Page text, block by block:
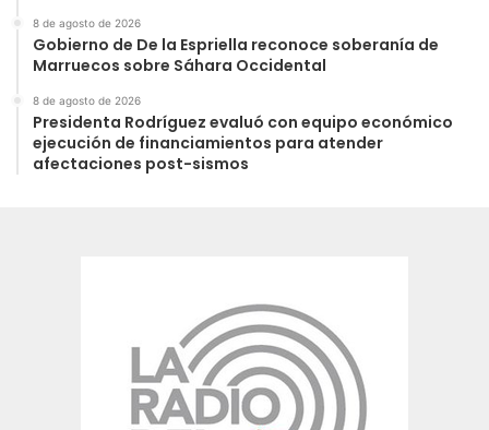
8 de agosto de 2026
Gobierno de De la Espriella reconoce soberanía de
Marruecos sobre Sáhara Occidental
8 de agosto de 2026
Presidenta Rodríguez evaluó con equipo económico
ejecución de financiamientos para atender
afectaciones post-sismos